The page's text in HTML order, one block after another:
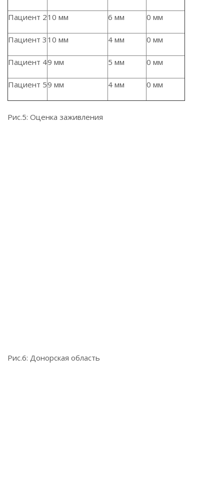
Пациент 210 мм 6 мм 0 мм
Пациент 3 10 мм 4 мм 0 мм
Пациент 49 мм 5 мм 0 мм
Пациент 59 мм 4 мм 0 мм
Рис.5: Оценка заживления
Рис.6: Донорская область